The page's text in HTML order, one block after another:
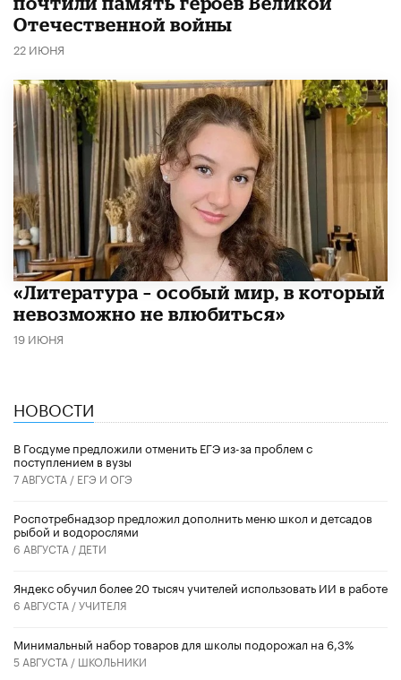
Отечественной войны
22 ИЮНЯ
​«Литература – особый мир, в который
невозможно не влюбиться»
19 ИЮНЯ
НОВОСТИ
В Госдуме предложили отменить ЕГЭ из-за проблем с
поступлением в вузы
7 АВГУСТА / ЕГЭ И ОГЭ
Роспотребнадзор предложил дополнить меню школ и детсадов
рыбой и водорослями
6 АВГУСТА / ДЕТИ
​Яндекс обучил более 20 тысяч учителей использовать ИИ в работе
6 АВГУСТА /УЧИТЕЛЯ
Минимальный набор товаров для школы подорожал на 6,3%
5 АВГУСТА / ШКОЛЬНИКИ